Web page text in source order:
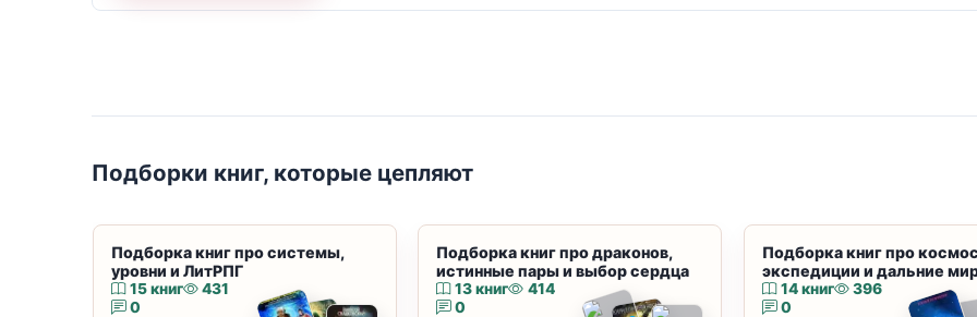
Подборки книг, которые цепляют
Подборка книг про системы,
уровни и ЛитРПГ
15 книг
431
0
Подборка книг про драконов,
истинные пары и выбор сердца
13 книг
414
0
Подборка книг про
экспедиции и дальние
14 книг
396
0